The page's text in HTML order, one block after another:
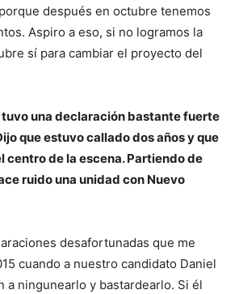
después en octubre tenemos
Aspiro a eso, si no logramos la
sí para cambiar el proyecto del
una declaración bastante fuerte
que estuvo callado dos años y que
centro de la escena. Partiendo de
ruido una unidad con Nuevo
desafortunadas que me
cuando a nuestro candidato Daniel
a ningunearlo y bastardearlo. Si él